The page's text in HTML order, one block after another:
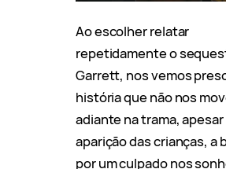
Ao escolher relatar
repetidamente o
Garrett, nos vemos
história que não nos
adiante na trama, apesar
aparição das crianças, a
por um culpado nos